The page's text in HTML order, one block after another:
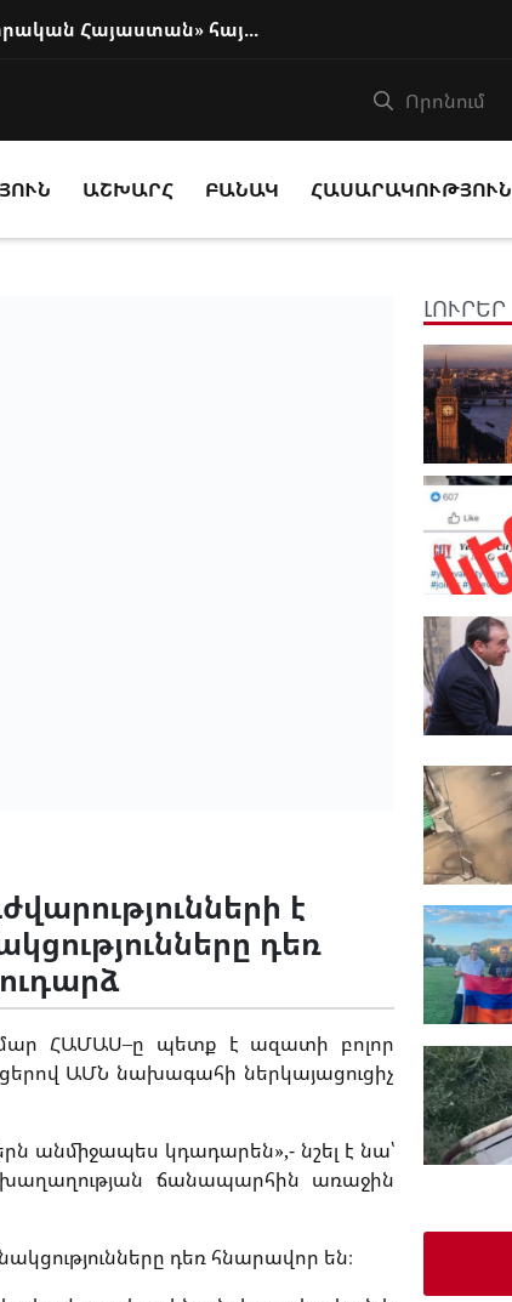
Բաքուն ողջունել է Փաշինյանի «իրական Հայաստան» հայեցակարգը
ԱՇԽԱՐՀ ԲԱՆԱԿ ՀԱՍԱՐԱԿՈՒԹՅՈՒՆ
է
դեռ
ՀԱՄԱՍ–ը պետք է ազատի բոլոր
ԱՄՆ նախագահի ներկայացուցիչ
անմիջապես կդադարեն»,- նշել է նա՝
խաղաղության ճանապարհին առաջին
դեռ հնարավոր են։
ԼՈՒՐԵՐ